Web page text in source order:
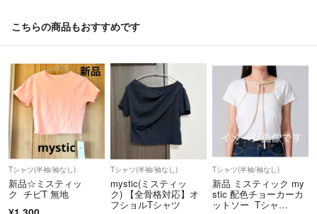
ご理解いただける方のみご購入下さい🙇🏻‍♂️
又、どうしてもお急ぎの方は予め仰ってください🐥
500円以下の商品の返品はいたしかねます。
その他の商品は理由によっては返品可能ですが、
ほとんど分からないような傷などの理由での返品は
受け付けておりません…
中古品・フリマアプリでのお取引ということを
ご理解の程よろしくお願い致します。
こちらの商品もおすすめです
Tシャツ(半袖/袖なし)
新品☆ミスティッ
ク チビT 無地
Tシャツ(半袖/袖なし)
mystic(ミスティッ
ク) 【全骨格対応】オ
フショルTシャツ
Tシャツ(半袖/袖なし)
新品 ミスティック my
stic 配色チョーカーカ
ットソー Tシャ